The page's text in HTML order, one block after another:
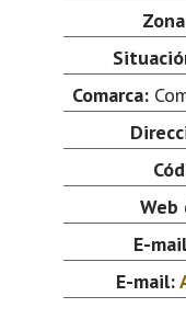
Comarca:
Web
E-
E-mail: